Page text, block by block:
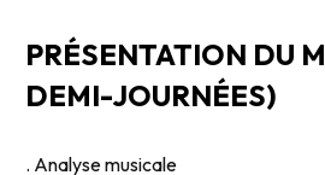
PRÉSENTATION DU
DEMI-JOURNÉES)
. Analyse musicale